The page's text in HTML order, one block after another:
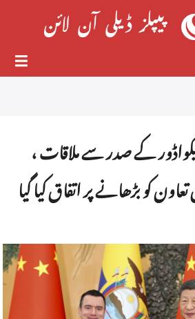
کے صدر سے ملاقات ،
کو بڑھانے پر اتفاق کیا گیا